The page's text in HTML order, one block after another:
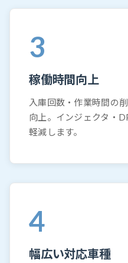
3
稼働時間向上
入庫回数・作業時間の
向上。インジェクタ・
軽減します。
4
幅広い対応車種